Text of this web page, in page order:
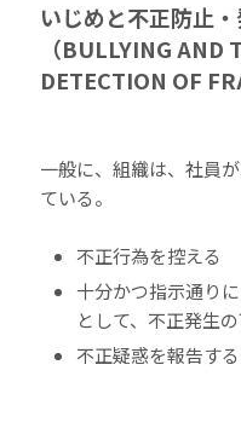
いじめと不正防止
（BULLYING AND
DETECTION OF
一般に、組織は、社員
ている。
不正行為を控える
十分かつ指示通り
として、不正発生
不正疑惑を報告する